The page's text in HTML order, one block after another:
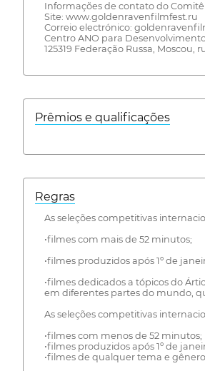
Informações de contato do
Site: www.goldenravenfilmfest.ru
Correio electrónico:
Centro ANO para
125319 Federação Russa, Moscou,
Prêmios e qualificações
Regras
As seleções competitivas
•filmes com mais de 52 minutos;
•filmes produzidos após 1º de
•filmes dedicados a tópicos do
em diferentes partes do mundo,
As seleções competitivas
•filmes com menos de 52 minutos;
•filmes produzidos após 1º de
•filmes de qualquer tema e gênero.